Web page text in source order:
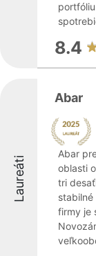
8.4
Laureáti
Abar
Abar
oblasti
tri
firmy je